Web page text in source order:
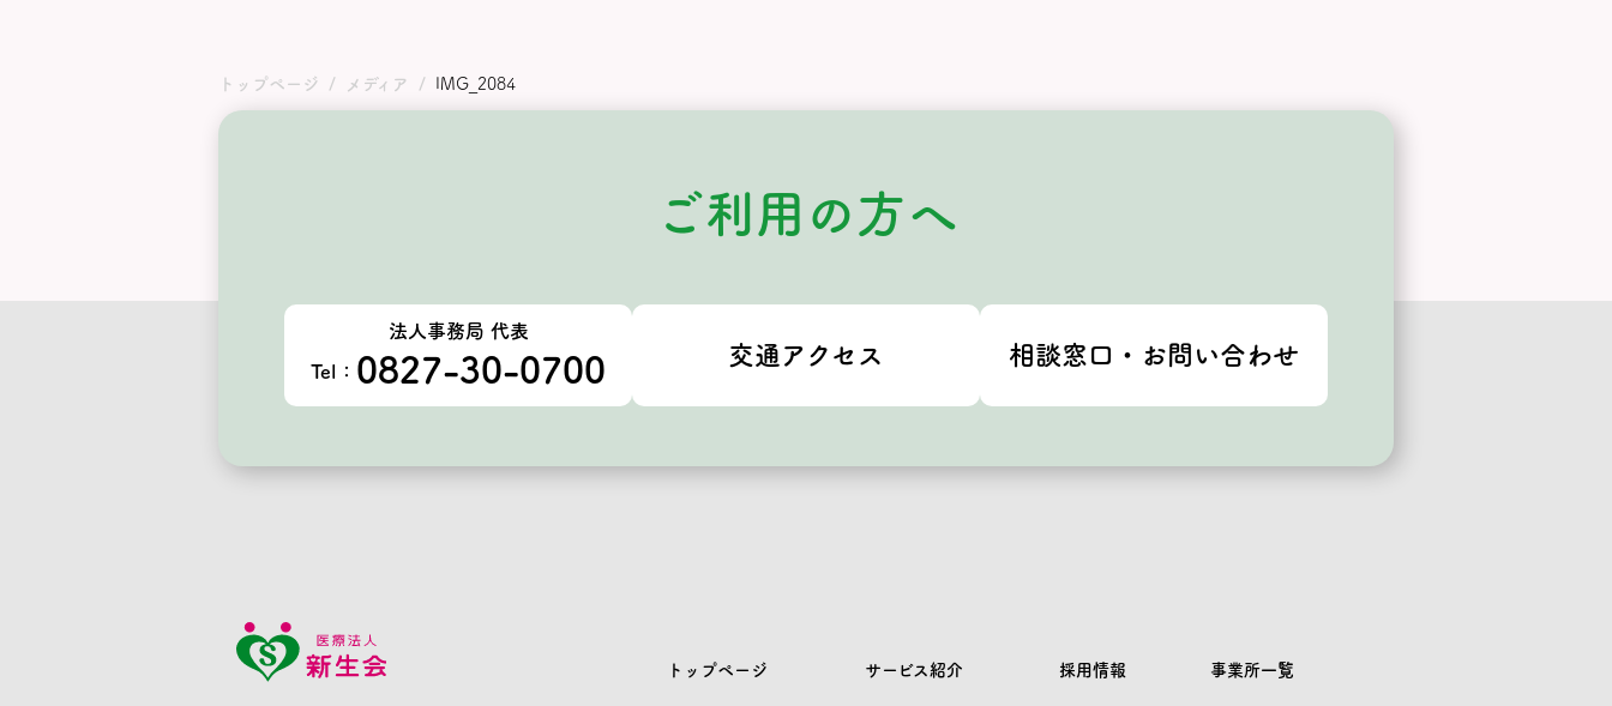
トップページ メディア IMG_2084
ご利用の方へ
法人事務局 代表
Tel： 0827-30-0700 交通アクセス 相談窓口・お問い合わせ
トップページ サービス紹介 採用情報 事業所一覧